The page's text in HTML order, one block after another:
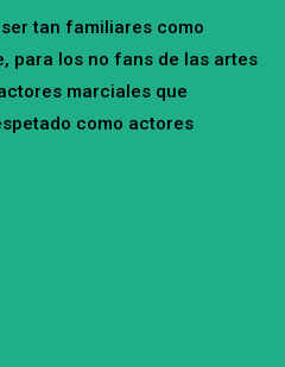
tan familiares como
para los no fans de las artes
marciales que
como actores